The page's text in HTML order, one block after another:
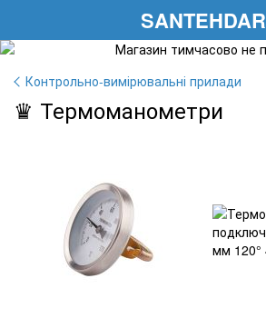
SANTEHDAR
Контрольно-вимірювальні прилади
♛ Термоманометри